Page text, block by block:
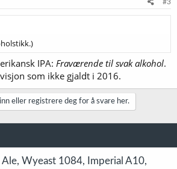
#3
IPA: Fraværende til svak alkohol.
som ikke gjaldt i 2016.
eller registrere deg for å svare her.
Wyeast 1084, Imperial A10,